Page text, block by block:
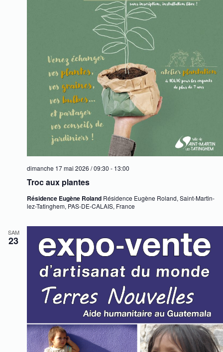
Troc aux plantes
dimanche 17 mai 2026 / 09:30 - 13:00
Résidence Eugène Roland Résidence Eugène Roland, Saint-Martin-
lez-Tatinghem, PAS-DE-CALAIS, France
SAM
23